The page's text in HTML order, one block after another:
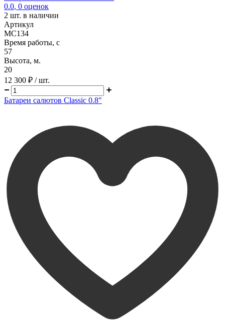
0.0, 0 оценок
2 шт. в наличии
Артикул
MC134
Время работы, с
57
Высота, м.
20
12 300 ₽ / шт.
Батареи салютов Classic 0.8"